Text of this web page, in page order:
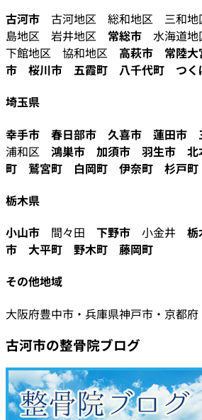
古河市 古河地区 総和地区 三和地
島地区 岩井地区 常総市 水海道
下館地区 協和地区 高萩市 常陸大
市
桜川市 五霞町 八千代町 つ
埼玉県
幸手市
春日部市 久喜市 蓮田市
浦和区 鴻巣市 加須市 羽生市 北
町
鷲宮町 白岡町 伊奈町
杉戸町
栃木県
小山市 間々田 下野市 小金井 栃
市
大平町 野木町
藤岡町
その他地域
大阪府豊中市・兵庫県神戸市・京都府
古河市の整骨院ブログ